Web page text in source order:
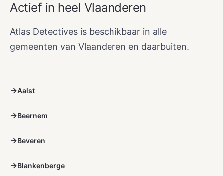
Actief in heel Vlaanderen
Atlas Detectives is beschikbaar in alle
gemeenten van Vlaanderen en daarbuiten.
Aalst
Beernem
Beveren
Blankenberge